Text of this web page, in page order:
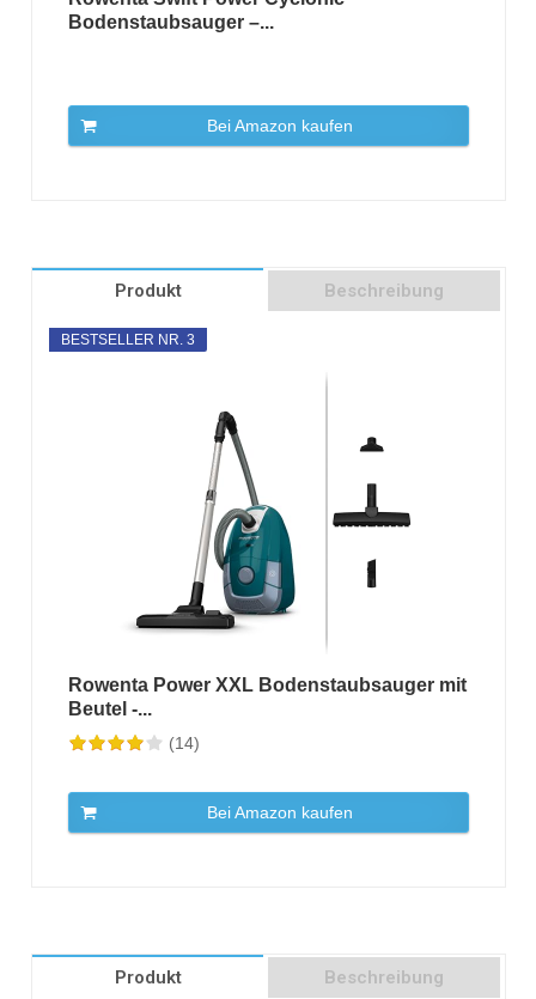
Bodenstaubsauger –...
Bei Amazon kaufen
Produkt Beschreibung
BESTSELLER NR. 3
Rowenta Power XXL Bodenstaubsauger mit
Beutel -...
(14)
Bei Amazon kaufen
Produkt Beschreibung